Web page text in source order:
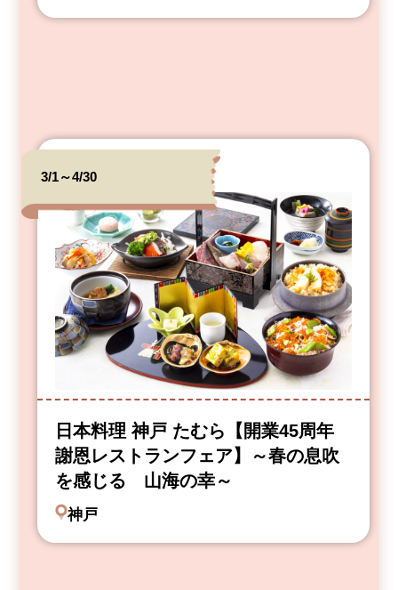
3/1～4/30
日本料理 神戸 たむら【開業45周年
謝恩レストランフェア】～春の息吹
を感じる 山海の幸～
神戸